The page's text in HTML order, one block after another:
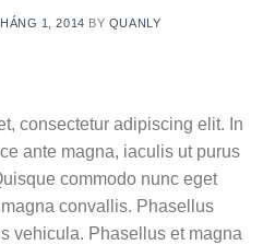
1, 2014 BY QUANLY
consectetur adipiscing elit. In
ante magna, iaculis ut purus
commodo nunc eget
convallis. Phasellus
vehicula. Phasellus et magna